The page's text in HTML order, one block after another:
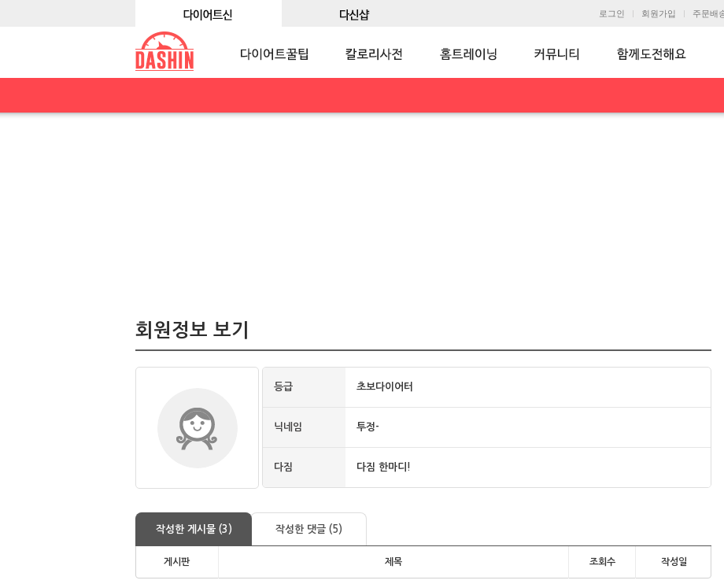
로그인 회원가입 주문배
회원정보 보기
등급 초보다이어터
닉네임 투정-
다짐 다짐 한마디!
작성한 게시물 (3) 작성한 댓글 (5)
게시판 제목 조회수 작성일